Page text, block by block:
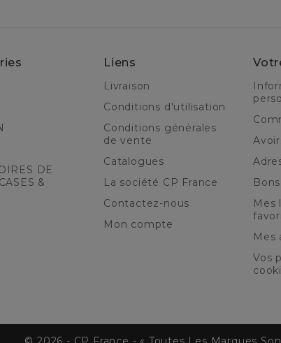
DE
&
Liens
Livraison
Conditions d'utilisation
Conditions générales
de vente
Catalogues
La société CP France
Contactez-nous
Mon compte
Mes
Mes
Vos